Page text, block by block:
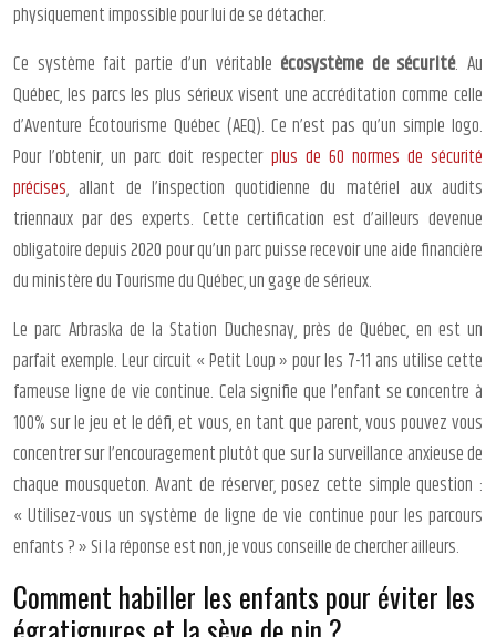
physiquement impossible pour lui de se détacher.
Ce système fait partie d’un véritable écosystème de sécurité. Au
Québec, les parcs les plus sérieux visent une accréditation comme celle
d’Aventure Écotourisme Québec (AEQ). Ce n’est pas qu’un simple logo.
Pour l’obtenir, un parc doit respecter plus de 60 normes de sécurité
précises, allant de l’inspection quotidienne du matériel aux audits
triennaux par des experts. Cette certification est d’ailleurs devenue
obligatoire depuis 2020 pour qu’un parc puisse recevoir une aide financière
du ministère du Tourisme du Québec, un gage de sérieux.
Le parc Arbraska de la Station Duchesnay, près de Québec, en est un
parfait exemple. Leur circuit « Petit Loup » pour les 7-11 ans utilise cette
fameuse ligne de vie continue. Cela signifie que l’enfant se concentre à
100% sur le jeu et le défi, et vous, en tant que parent, vous pouvez vous
concentrer sur l’encouragement plutôt que sur la surveillance anxieuse de
chaque mousqueton. Avant de réserver, posez cette simple question :
« Utilisez-vous un système de ligne de vie continue pour les parcours
enfants ? » Si la réponse est non, je vous conseille de chercher ailleurs.
Comment habiller les enfants pour éviter les